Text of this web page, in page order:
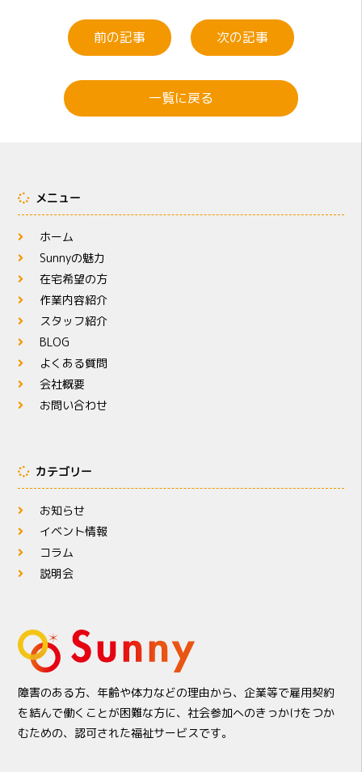
前の記事 次の記事
一覧に戻る
メニュー
ホーム
Sunnyの魅力
在宅希望の方
作業内容紹介
スタッフ紹介
BLOG
よくある質問
会社概要
お問い合わせ
カテゴリー
お知らせ
イベント情報
コラム
説明会
障害のある方、年齢や体力などの理由から、企業等で雇用契約
を結んで働くことが困難な方に、社会参加へのきっかけをつか
むための、認可された福祉サービスです。